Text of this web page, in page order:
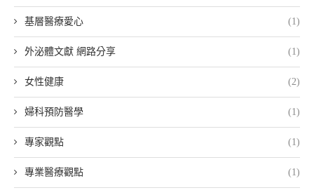
基層醫療愛心 (1)
外泌體文獻 網路分享 (1)
女性健康 (2)
婦科預防醫學 (1)
專家觀點 (1)
專業醫療觀點 (1)